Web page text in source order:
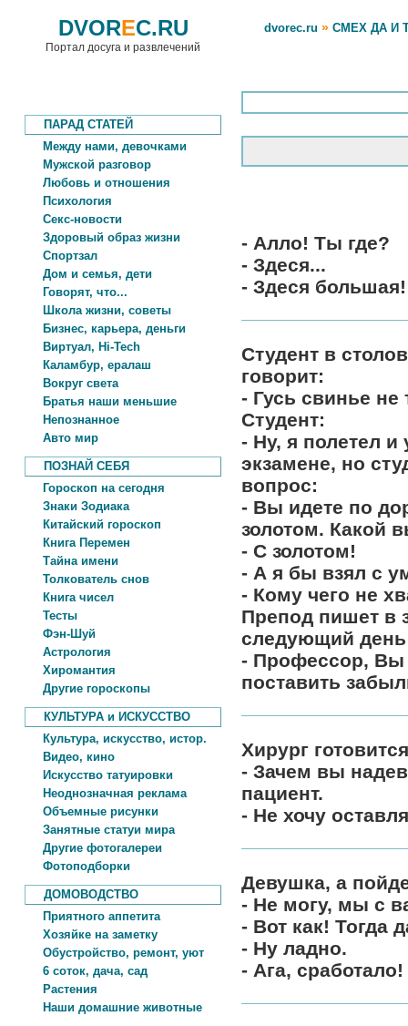
DVOREC.RU
Портал досуга и развлечений
dvorec.ru » СМЕХ ДА И
ПАРАД СТАТЕЙ
Между нами, девочками
Мужской разговор
Любовь и отношения
Психология
Секс-новости
Здоровый образ жизни
Спортзал
Дом и семья, дети
Говорят, что...
Школа жизни, советы
Бизнес, карьера, деньги
Виртуал, Hi-Tech
Каламбур, ералаш
Вокруг света
Братья наши меньшие
Непознанное
Авто мир
ПОЗНАЙ СЕБЯ
Гороскоп на сегодня
Знаки Зодиака
Китайский гороскоп
Книга Перемен
Тайна имени
Толкователь снов
Книга чисел
Тесты
Фэн-Шуй
Астрология
Хиромантия
Другие гороскопы
КУЛЬТУРА и ИСКУССТВО
Культура, искусство, истор.
Видео, кино
Искусство татуировки
Неоднозначная реклама
Объемные рисунки
Занятные статуи мира
Другие фотогалереи
Фотоподборки
ДОМОВОДСТВО
Приятного аппетита
Хозяйке на заметку
Обустройство, ремонт, уют
6 соток, дача, сад
Растения
Наши домашние животные
- Алло! Ты где?
- Здеся...
- Здеся
Студент в
говорит:
- Гусь свинье
Студент:
- Ну, я полетел и
экзамене, но
вопрос:
- Вы идете по
золотом. Какой
- С золотом!
- А я бы взял с
- Кому чего не
Препод пишет в
следующий день
- Профессор, Вы
поставить
Хирург
- Зачем вы
пациент.
- Не хочу
Девушка, а
- Не могу, мы с
- Вот как! Тогда
- Ну ладно.
- Ага,